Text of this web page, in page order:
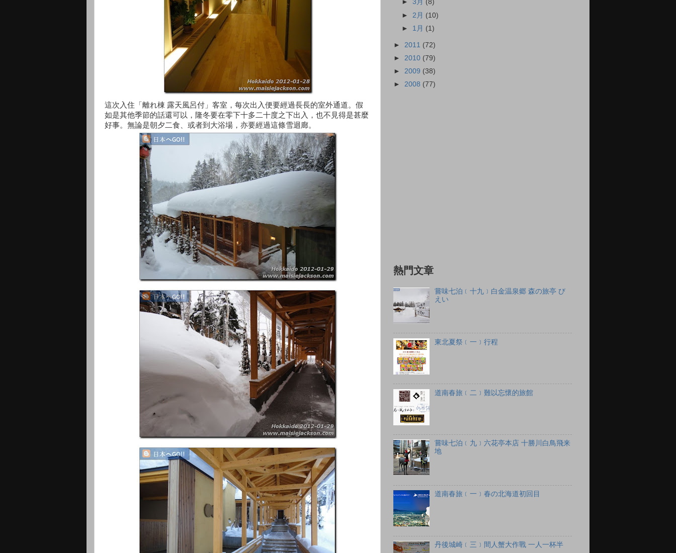
這次入住「離れ棟 露天風呂付」客室，每次出入便要經過長長的室外通道。假
如是其他季節的話還可以，隆冬要在零下十多二十度之下出入，也不見得是甚麼
好事。無論是朝夕二食、或者到大浴場，亦要經過這條雪迴廊。
►3月 (8)
► 2月 (10)
► 1月 (1)
► 2011 (72)
► 2010 (79)
► 2009 (38)
► 2008 (77)
熱門文章
嘗味七泊﹝十九﹞白金温泉郷 森の旅亭 び
えい
東北夏祭﹝一﹞行程
道南春旅﹝二﹞難以忘懷的旅館
嘗味七泊﹝九﹞六花亭本店 十勝川白鳥飛来
地
道南春旅﹝一﹞春の北海道初回目
丹後城崎﹝三﹞間人蟹大作戰 一人一杯半